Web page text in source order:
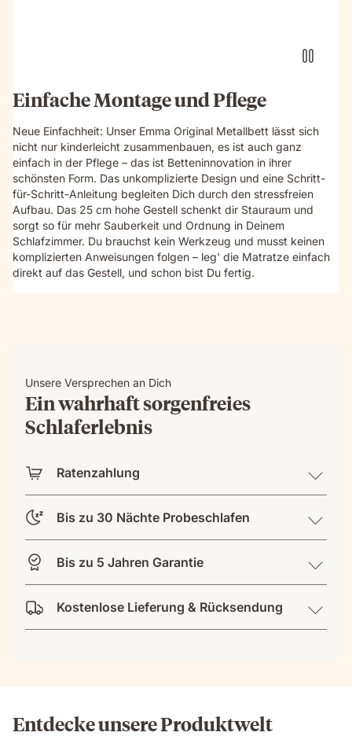
Einfache Montage und Pflege
Neue Einfachheit: Unser Emma Original Metallbett lässt sich
nicht nur kinderleicht zusammenbauen, es ist auch ganz
einfach in der Pflege – das ist Betteninnovation in ihrer
schönsten Form. Das unkomplizierte Design und eine Schritt-
für-Schritt-Anleitung begleiten Dich durch den stressfreien
Aufbau. Das 25 cm hohe Gestell schenkt dir Stauraum und
sorgt so für mehr Sauberkeit und Ordnung in Deinem
Schlafzimmer. Du brauchst kein Werkzeug und musst keinen
komplizierten Anweisungen folgen – leg' die Matratze einfach
direkt auf das Gestell, und schon bist Du fertig.
Unsere Versprechen an Dich
Ein wahrhaft sorgenfreies
Schlaferlebnis
Ratenzahlung
Bis zu 30 Nächte Probeschlafen
Bis zu 5 Jahren Garantie
Kostenlose Lieferung & Rücksendung
Entdecke unsere Produktwelt